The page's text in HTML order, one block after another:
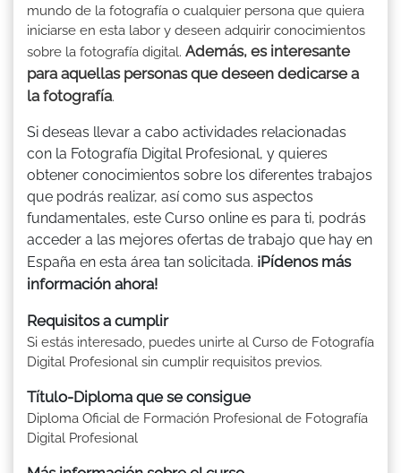
mundo de la fotografía o cualquier persona que quiera
iniciarse en esta labor y deseen adquirir conocimientos
sobre la fotografía digital. Además, es interesante
para aquellas personas que deseen dedicarse a
la fotografía.
Si deseas llevar a cabo actividades relacionadas
con la Fotografía Digital Profesional, y quieres
obtener conocimientos sobre los diferentes trabajos
que podrás realizar, así como sus aspectos
fundamentales, este Curso online es para ti, podrás
acceder a las mejores ofertas de trabajo que hay en
España en esta área tan solicitada. ¡Pídenos más
información ahora!
Requisitos a cumplir
Si estás interesado, puedes unirte al Curso de Fotografía
Digital Profesional sin cumplir requisitos previos.
Título-Diploma que se consigue
Diploma Oficial de Formación Profesional de Fotografía
Digital Profesional